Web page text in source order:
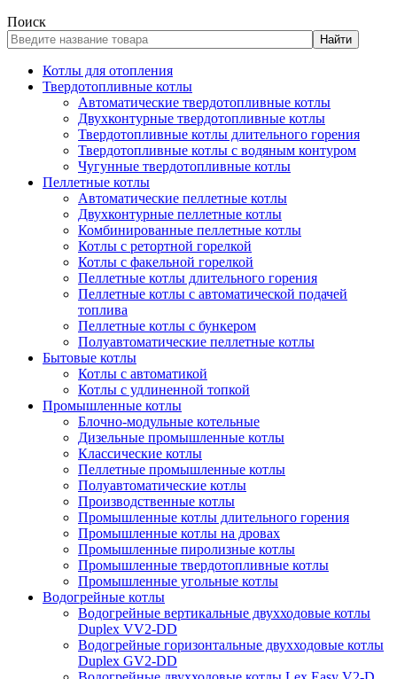
Поиск
Найти
Котлы для отопления
Твердотопливные котлы
Автоматические твердотопливные котлы
Двухконтурные твердотопливные котлы
Твердотопливные котлы длительного горения
Твердотопливные котлы с водяным контуром
Чугунные твердотопливные котлы
Пеллетные котлы
Автоматические пеллетные котлы
Двухконтурные пеллетные котлы
Комбинированные пеллетные котлы
Котлы с ретортной горелкой
Котлы с факельной горелкой
Пеллетные котлы длительного горения
Пеллетные котлы с автоматической подачей
топлива
Пеллетные котлы с бункером
Полуавтоматические пеллетные котлы
Бытовые котлы
Котлы с автоматикой
Котлы с удлиненной топкой
Промышленные котлы
Блочно-модульные котельные
Дизельные промышленные котлы
Классические котлы
Пеллетные промышленные котлы
Полуавтоматические котлы
Производственные котлы
Промышленные котлы длительного горения
Промышленные котлы на дровах
Промышленные пиролизные котлы
Промышленные твердотопливные котлы
Промышленные угольные котлы
Водогрейные котлы
Водогрейные вертикальные двухходовые котлы
Duplex VV2-DD
Водогрейные горизонтальные двухходовые котлы
Duplex GV2-DD